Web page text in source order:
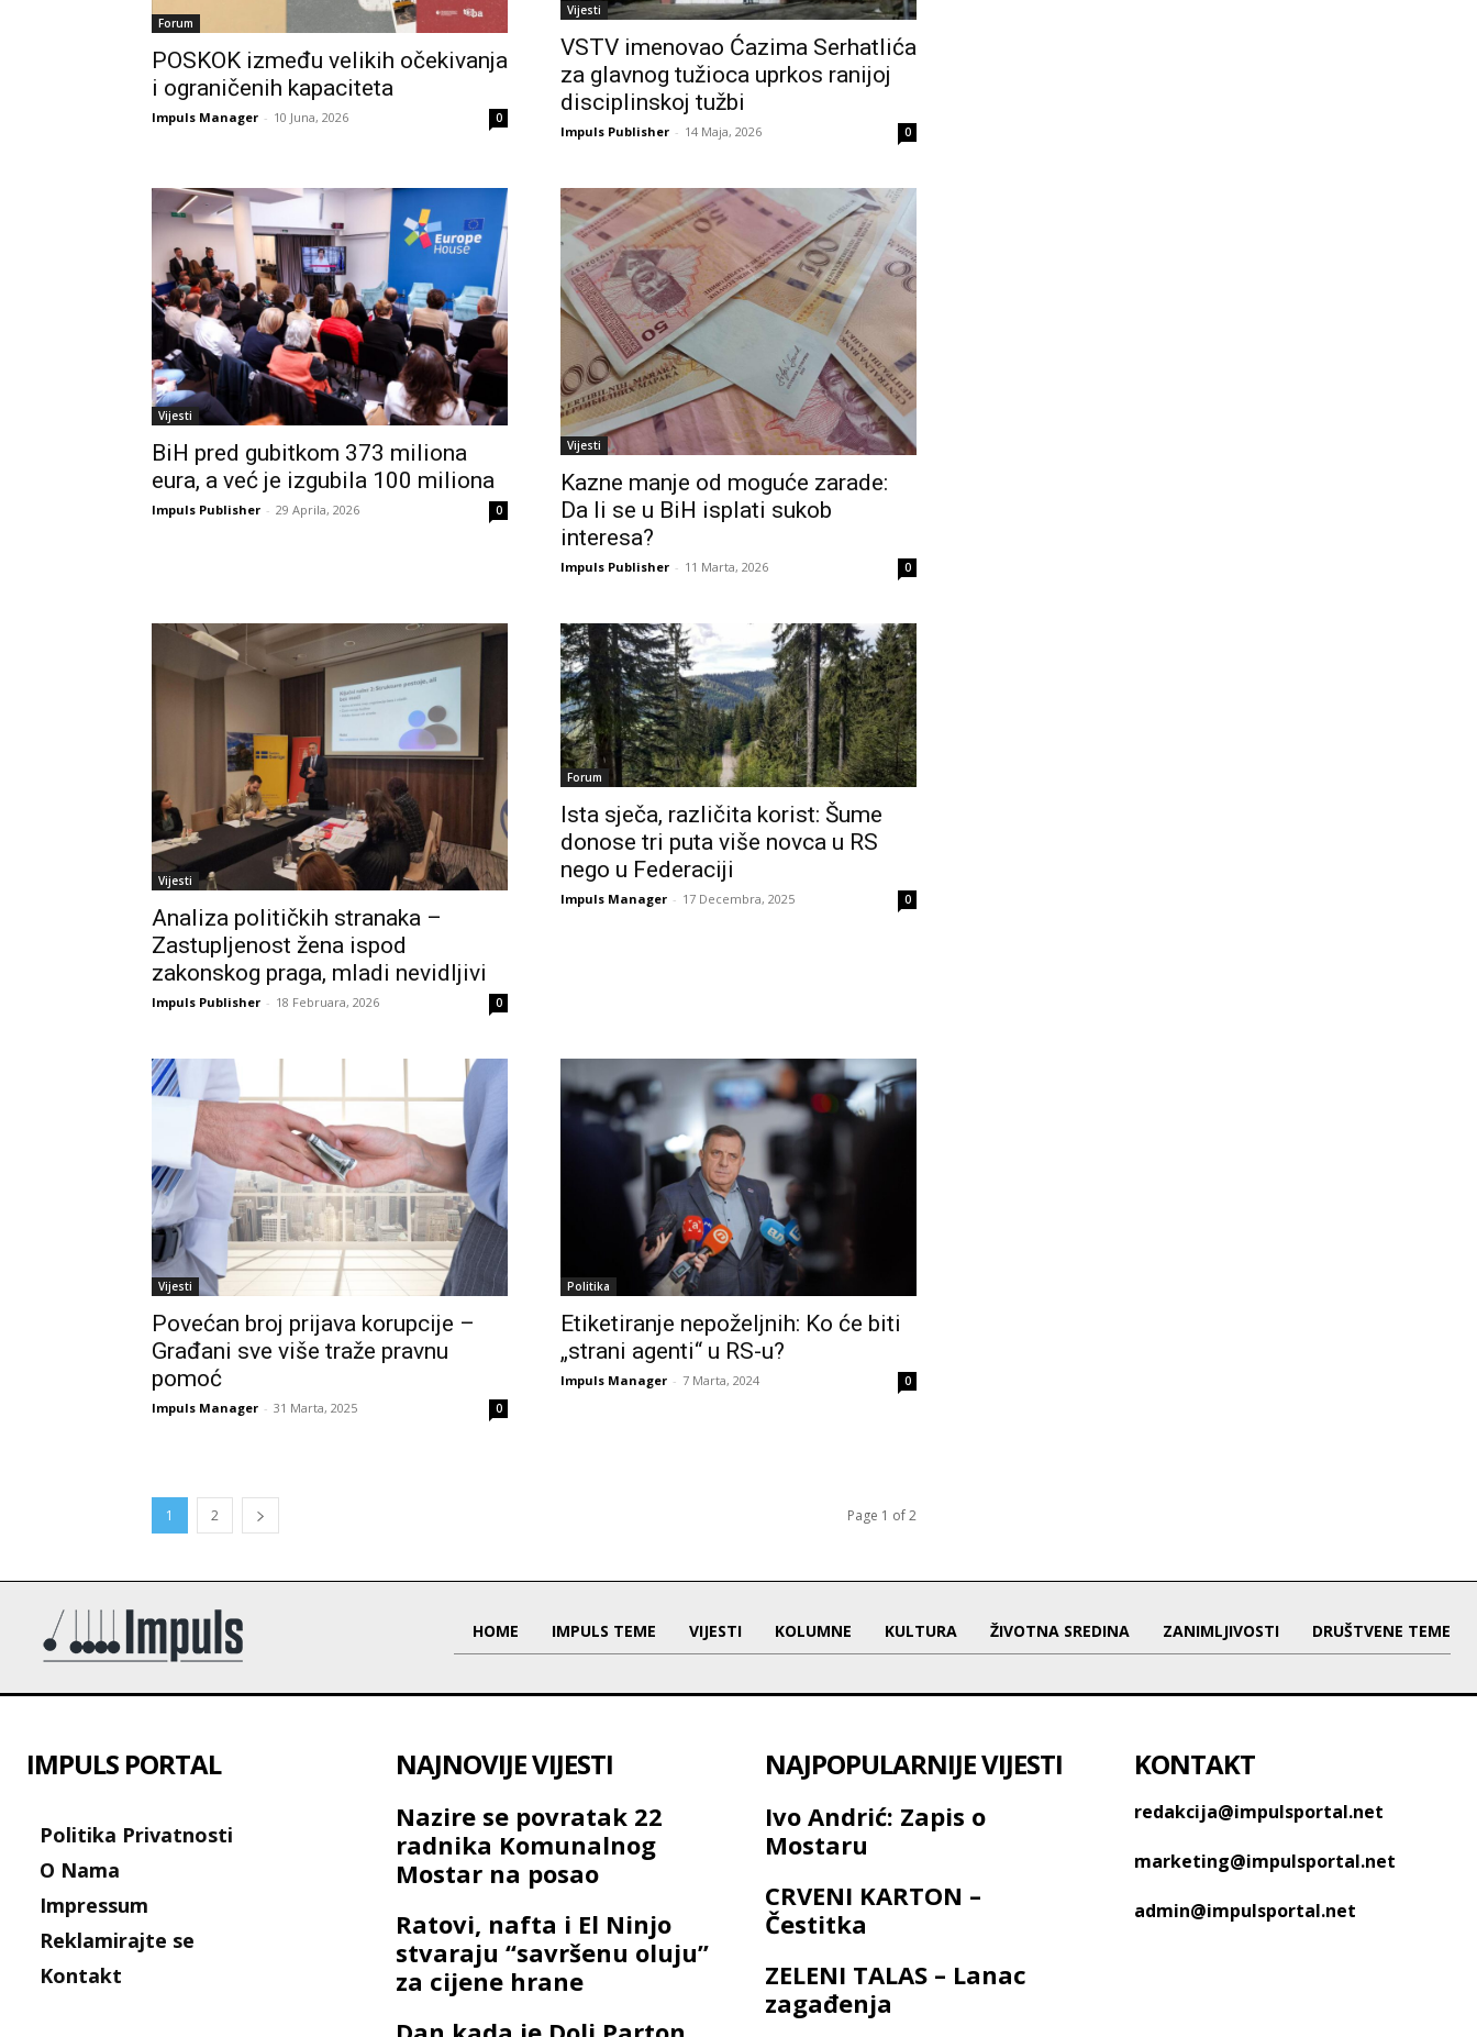
Forum
POSKOK između velikih očekivanja
i ograničenih kapaciteta
Impuls Manager - 10 Juna, 2026 0
Vijesti
VSTV imenovao Ćazima Serhatlića
za glavnog tužioca uprkos ranijoj
disciplinskoj tužbi
Impuls Publisher - 14 Maja, 2026 0
Vijesti
BiH pred gubitkom 373 miliona
eura, a već je izgubila 100 miliona
Impuls Publisher - 29 Aprila, 2026 0
Vijesti
Kazne manje od moguće zarade:
Da li se u BiH isplati sukob
interesa?
Impuls Publisher - 11 Marta, 2026 0
Vijesti
Analiza političkih stranaka –
Zastupljenost žena ispod
zakonskog praga, mladi nevidljivi
Impuls Publisher - 18 Februara, 2026 0
Forum
Ista sječa, različita korist: Šume
donose tri puta više novca u RS
nego u Federaciji
Impuls Manager - 17 Decembra, 2025 0
Vijesti
Povećan broj prijava korupcije –
Građani sve više traže pravnu
pomoć
Impuls Manager - 31 Marta, 2025 0
Politika
Etiketiranje nepoželjnih: Ko će biti
„strani agenti“ u RS-u?
Impuls Manager - 7 Marta, 2024 0
1 2 Page 1 of 2
HOME IMPULS TEME VIJESTI KOLUMNE KULTURA ŽIVOTNA SREDINA ZANIMLJIVOSTI DRUŠTVENE TEME
IMPULS PORTAL
Politika Privatnosti
O Nama
Impressum
Reklamirajte se
Kontakt
NAJNOVIJE VIJESTI
Nazire se povratak 22
radnika Komunalnog
Mostar na posao
Ratovi, nafta i El Ninjo
stvaraju “savršenu oluju”
za cijene hrane
NAJPOPULARNIJE VIJESTI
Ivo Andrić: Zapis o
Mostaru
CRVENI KARTON –
Čestitka
ZELENI TALAS – Lanac
zagađenja
KONTAKT
redakcija@impulsportal.net
marketing@impulsportal.net
admin@impulsportal.net